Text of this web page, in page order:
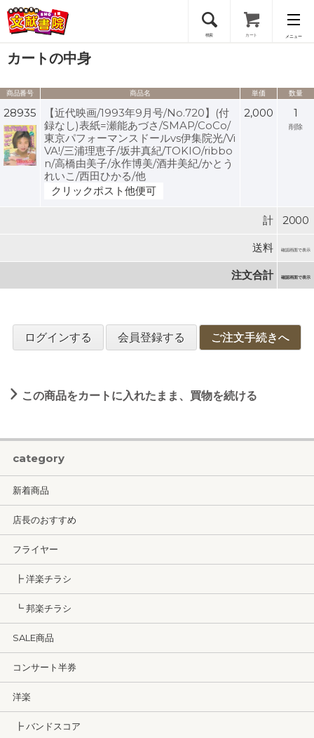
検索 カート メニュー
会員登録
ログイン
カートの中身
商品番号 商品名 単価 数量
28935
【近代映画/1993年9月号/No.720】(付
録なし)表紙=瀬能あづさ/SMAP/CoCo/
東京パフォーマンスドールvs伊集院光/Vi
VA!/三浦理恵子/坂井真紀/TOKIO/ribbo
n/高橋由美子/永作博美/酒井美紀/かとう
れいこ/西田ひかる/他
クリックポスト他便可
2,000 1
削除
計 2000
送料 確認画面で表示
注文合計 確認画面で表示
ログインする 会員登録する ご注文手続きへ
この商品をカートに入れたまま、買物を続ける
category
新着商品
店長のおすすめ
フライヤー
┣ 洋楽チラシ
┗ 邦楽チラシ
SALE商品
コンサート半券
洋楽
┣ バンドスコア